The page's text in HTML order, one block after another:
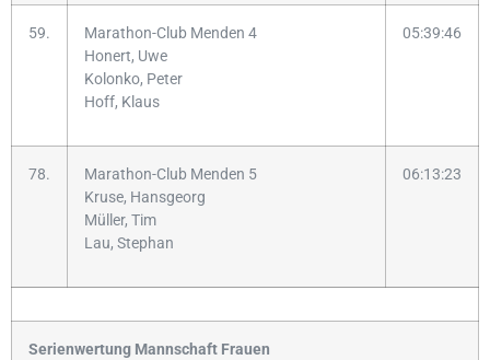
59.
Marathon-Club Menden 4
Honert, Uwe
Kolonko, Peter
Hoff, Klaus
05:39:46
78.
Marathon-Club Menden 5
Kruse, Hansgeorg
Müller, Tim
Lau, Stephan
06:13:23
Serienwertung Mannschaft Frauen